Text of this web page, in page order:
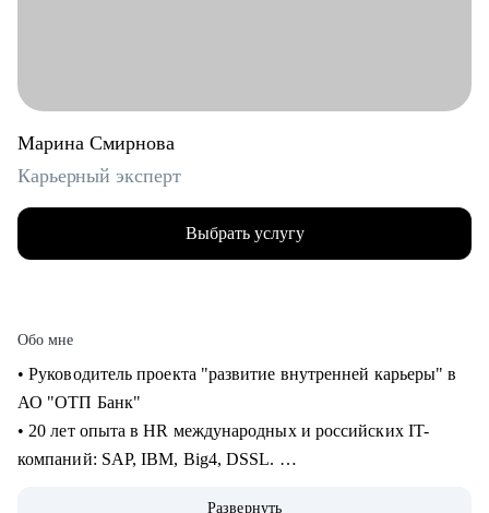
Марина Смирнова
Карьерный эксперт
Выбрать услугу
Обо мне
• Руководитель проекта "развитие внутренней карьеры" в
АО "ОТП Банк"
• 20 лет опыта в HR международных и российских IT-
компаний: SAP, IBM, Big4, DSSL.
Развернуть